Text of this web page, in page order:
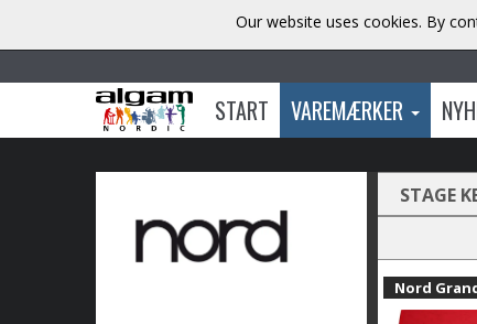
START VAREMÆRKER
STAGE
Nord
Our website uses cookies. By